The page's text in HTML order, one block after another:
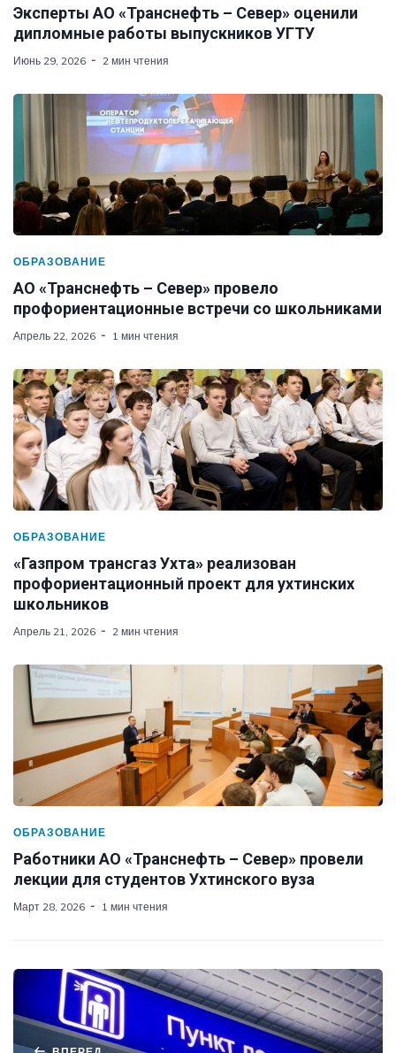
Эксперты АО «Транснефть – Север» оценили
дипломные работы выпускников УГТУ
Июнь 29, 2026 2 мин чтения
ОБРАЗОВАНИЕ
АО «Транснефть – Север» провело
профориентационные встречи со школьниками
Апрель 22, 2026 1 мин чтения
ОБРАЗОВАНИЕ
«Газпром трансгаз Ухта» реализован
профориентационный проект для ухтинских
школьников
Апрель 21, 2026 2 мин чтения
ОБРАЗОВАНИЕ
Работники АО «Транснефть – Север» провели
лекции для студентов Ухтинского вуза
Март 28, 2026 1 мин чтения